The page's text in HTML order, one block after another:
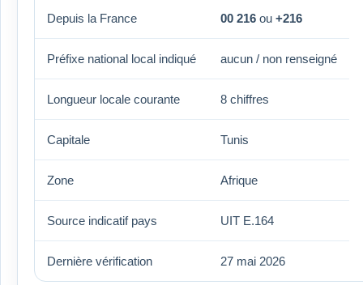
Depuis la France 00 216 ou +216
Préfixe national local indiqué aucun / non renseigné
Longueur locale courante 8 chiffres
Capitale Tunis
Zone Afrique
Source indicatif pays UIT E.164
Dernière vérification 27 mai 2026